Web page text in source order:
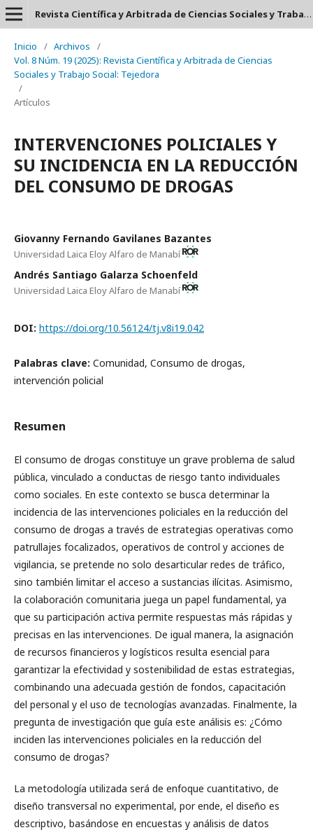
Revista Científica y Arbitrada de Ciencias Sociales y Trabajo Social: Tejedora. ISSN: 2697-3626
Inicio / Archivos
/
Vol. 8 Núm. 19 (2025): Revista Científica y Arbitrada de Ciencias
Sociales y Trabajo Social: Tejedora
/
Artículos
INTERVENCIONES POLICIALES Y
SU INCIDENCIA EN LA REDUCCIÓN
DEL CONSUMO DE DROGAS
Giovanny Fernando Gavilanes Bazantes
Universidad Laica Eloy Alfaro de Manabí
Andrés Santiago Galarza Schoenfeld
Universidad Laica Eloy Alfaro de Manabí
DOI: https://doi.org/10.56124/tj.v8i19.042
Palabras clave: Comunidad, Consumo de drogas,
intervención policial
Resumen
El consumo de drogas constituye un grave problema de salud
pública, vinculado a conductas de riesgo tanto individuales
como sociales. En este contexto se busca determinar la
incidencia de las intervenciones policiales en la reducción del
consumo de drogas a través de estrategias operativas como
patrullajes focalizados, operativos de control y acciones de
vigilancia, se pretende no solo desarticular redes de tráfico,
sino también limitar el acceso a sustancias ilícitas. Asimismo,
la colaboración comunitaria juega un papel fundamental, ya
que su participación activa permite respuestas más rápidas y
precisas en las intervenciones. De igual manera, la asignación
de recursos financieros y logísticos resulta esencial para
garantizar la efectividad y sostenibilidad de estas estrategias,
combinando una adecuada gestión de fondos, capacitación
del personal y el uso de tecnologías avanzadas. Finalmente, la
pregunta de investigación que guía este análisis es: ¿Cómo
inciden las intervenciones policiales en la reducción del
consumo de drogas?
La metodología utilizada será de enfoque cuantitativo, de
diseño transversal no experimental, por ende, el diseño es
descriptivo, basándose en encuestas y análisis de datos